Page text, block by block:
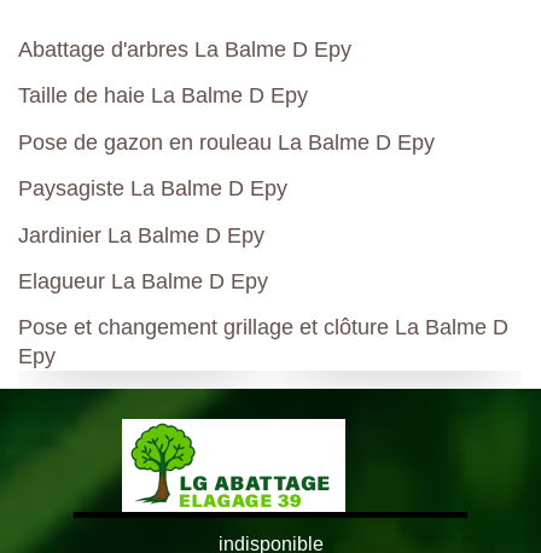
Abattage d'arbres La Balme D Epy
Taille de haie La Balme D Epy
Pose de gazon en rouleau La Balme D Epy
Paysagiste La Balme D Epy
Jardinier La Balme D Epy
Elagueur La Balme D Epy
Pose et changement grillage et clôture La Balme D
Epy
indisponible